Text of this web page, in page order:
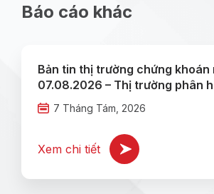
Báo cáo khác
Bản tin thị trường chứng khoán
07.08.2026 – Thị trường phân
7 Tháng Tám, 2026
Xem chi tiết